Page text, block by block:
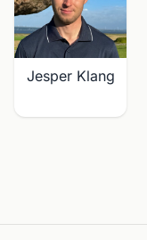
Jesper Klang